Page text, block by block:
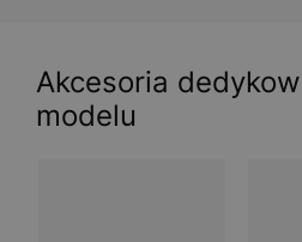
Akcesoria
modelu